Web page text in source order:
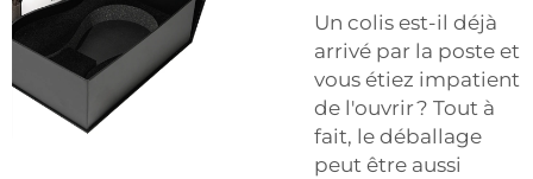
Un colis est-il déjà
arrivé par la poste et
vous étiez impatient
de l'ouvrir ? Tout à
fait, le déballage
peut être aussi